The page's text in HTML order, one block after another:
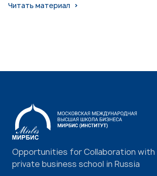
Читать материал
Opportunities for Collaboration with
private business school in Russia